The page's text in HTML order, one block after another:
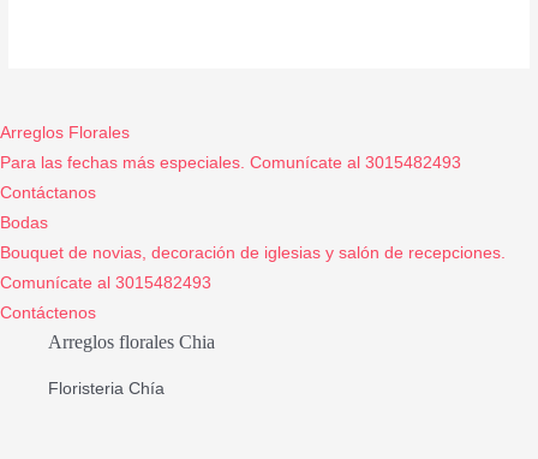
Arreglos Florales
Para las fechas más especiales. Comunícate al 3015482493
Contáctanos
Bodas
Bouquet de novias, decoración de iglesias y salón de recepciones.
Comunícate al 3015482493
Contáctenos
Arreglos florales Chia
Floristeria Chía